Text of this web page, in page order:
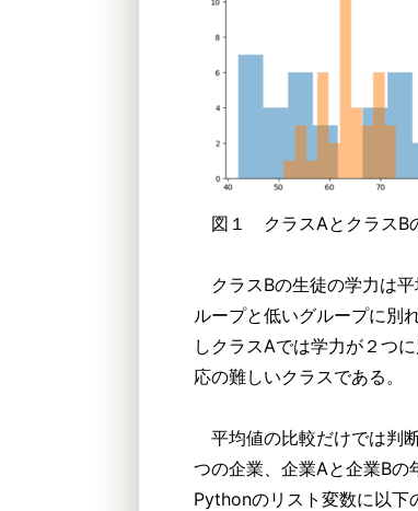
図１ クラスAとクラスB
クラスBの生徒の学力は
ループと低いグループに別
しクラスAでは学力が２つ
応の難しいクラスである。
平均値の比較だけでは判
つの企業、企業Aと企業B
Pythonのリスト変数に以下